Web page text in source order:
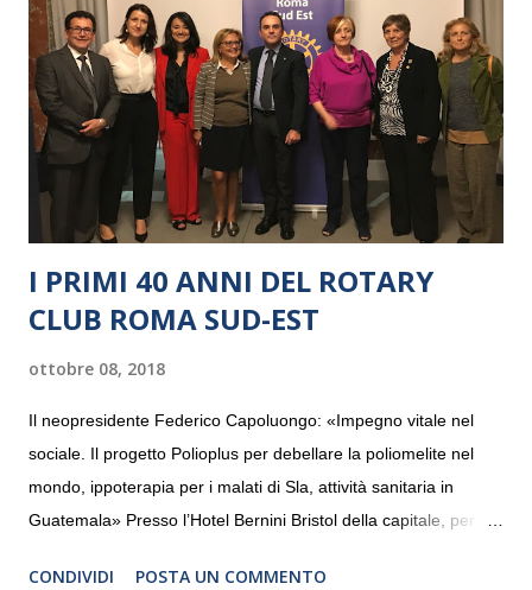
I PRIMI 40 ANNI DEL ROTARY
CLUB ROMA SUD-EST
ottobre 08, 2018
Il neopresidente Federico Capoluongo: «Impegno vitale nel
sociale. Il progetto Polioplus per debellare la poliomelite nel
mondo, ippoterapia per i malati di Sla, attività sanitaria in
Guatemala» Presso l’Hotel Bernini Bristol della capitale, per la
CONDIVIDI POSTA UN COMMENTO